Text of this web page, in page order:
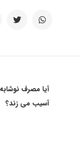
آیا مصرف
آسیب می زند؟